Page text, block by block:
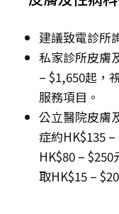
建議致電診所
私家診所皮膚
– $1,650起，
服務項目。
公立醫院皮膚
症約HK$135
HK$80 –
取HK$15 –